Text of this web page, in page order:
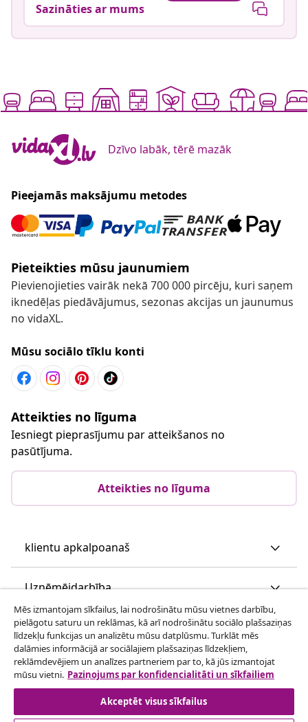
Sazināties ar mums
Dzīvo labāk, tērē mazāk
Pieejamās maksājumu metodes
Pieteikties mūsu jaunumiem
Pievienojieties vairāk nekā 700 000 pircēju, kuri saņem
iknedēļas piedāvājumus, sezonas akcijas un jaunumus
no vidaXL.
Mūsu sociālo tīklu konti
Atteikties no līguma
Iesniegt pieprasījumu par atteikšanos no
pasūtījuma.
Atteikties no līguma
klientu apkalpoanaš
Uzņēmējdarbība
vidaXL
Apskatiet vairāk
Mēs izmantojam sīkfailus, lai nodrošinātu mūsu vietnes darbību,
pielāgotu saturu un reklāmas, kā arī nodrošinātu sociālo plašsaziņas
līdzekļu funkcijas un analizētu mūsu datplūsmu. Turklāt mēs
dalāmies informācijā ar sociālajiem plašsaziņas līdzekļiem,
reklāmdevējiem un analīzes partneriem par to, kā jūs izmantojat
mūsu vietni. Paziņojums par konfidencialitāti un sīkfailiem
Akceptēt visus sīkfailus